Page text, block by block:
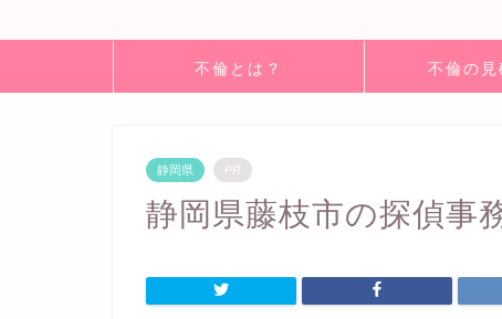
不倫とは？ 不倫の見
静岡県 PR
静岡県藤枝市の探偵事